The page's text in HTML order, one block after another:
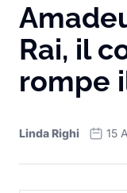
Rai, il
rompe
Linda Righi 15